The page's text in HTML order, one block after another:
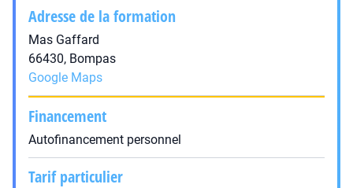
Adresse de la formation
Mas Gaffard
66430, Bompas
Google Maps
Financement
Autofinancement personnel
Tarif particulier